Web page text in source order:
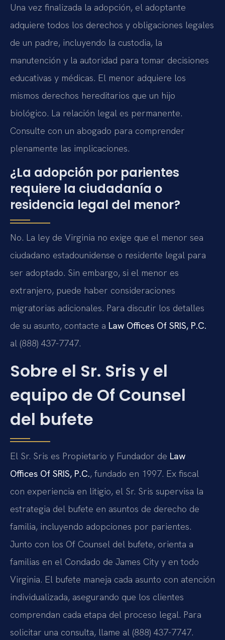
Una vez finalizada la adopción, el adoptante
adquiere todos los derechos y obligaciones legales
de un padre, incluyendo la custodia, la
manutención y la autoridad para tomar decisiones
educativas y médicas. El menor adquiere los
mismos derechos hereditarios que un hijo
biológico. La relación legal es permanente.
Consulte con un abogado para comprender
plenamente las implicaciones.
¿La adopción por parientes
requiere la ciudadanía o
residencia legal del menor?
No. La ley de Virginia no exige que el menor sea
ciudadano estadounidense o residente legal para
ser adoptado. Sin embargo, si el menor es
extranjero, puede haber consideraciones
migratorias adicionales. Para discutir los detalles
de su asunto, contacte a Law Offices Of SRIS, P.C.
al (888) 437-7747.
Sobre el Sr. Sris y el
equipo de Of Counsel
del bufete
El Sr. Sris es Propietario y Fundador de Law
Offices Of SRIS, P.C., fundado en 1997. Ex fiscal
con experiencia en litigio, el Sr. Sris supervisa la
estrategia del bufete en asuntos de derecho de
familia, incluyendo adopciones por parientes.
Junto con los Of Counsel del bufete, orienta a
familias en el Condado de James City y en todo
Virginia. El bufete maneja cada asunto con atención
individualizada, asegurando que los clientes
comprendan cada etapa del proceso legal. Para
solicitar una consulta, llame al (888) 437-7747.